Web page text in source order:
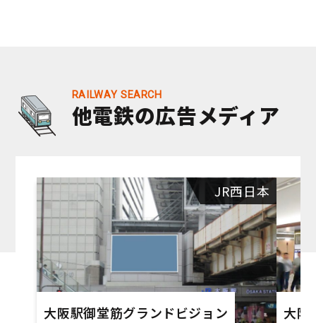
他電鉄の広告メディア
大阪駅御堂筋グランドビジョン
JR西日本
大阪